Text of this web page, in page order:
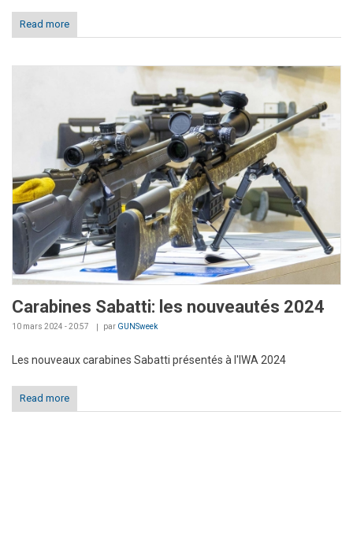
Read more
Carabines Sabatti: les nouveautés 2024
10 mars 2024 - 20:57 par GUNSweek
Les nouveaux carabines Sabatti présentés à l'IWA 2024
Read more